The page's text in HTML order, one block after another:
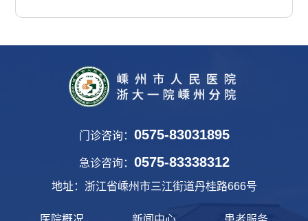
门诊咨询： 0575-83031895
急诊咨询： 0575-83338312
地址：浙江省嵊州市三江街道丹桂路666号